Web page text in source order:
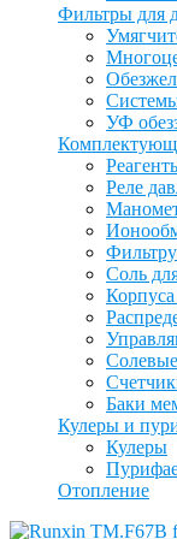
Фильтры для
УФ
Реле
Соль
Баки
Кулеры и
Кулеры
Отопление